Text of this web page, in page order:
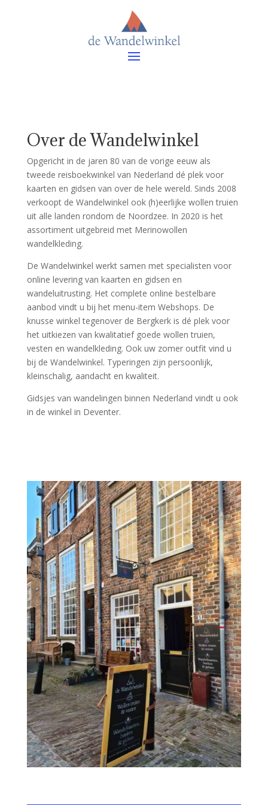
Over de Wandelwinkel
Opgericht in de jaren 80 van de vorige eeuw als
tweede reisboekwinkel van Nederland dé plek voor
kaarten en gidsen van over de hele wereld. Sinds 2008
verkoopt de Wandelwinkel ook (h)eerlijke wollen truien
uit alle landen rondom de Noordzee. In 2020 is het
assortiment uitgebreid met Merinowollen
wandelkleding.
De Wandelwinkel werkt samen met specialisten voor
online levering van kaarten en gidsen en
wandeluitrusting. Het complete online bestelbare
aanbod vindt u bij het menu-item Webshops. De
knusse winkel tegenover de Bergkerk is dé plek voor
het uitkiezen van kwalitatief goede wollen truien,
vesten en wandelkleding. Ook uw zomer outfit vind u
bij de Wandelwinkel. Typeringen zijn persoonlijk,
kleinschalig, aandacht en kwaliteit.
Gidsjes van wandelingen binnen Nederland vindt u ook
in de winkel in Deventer.